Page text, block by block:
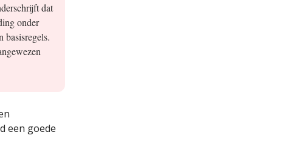
dat
onder
basisregels.
een goede